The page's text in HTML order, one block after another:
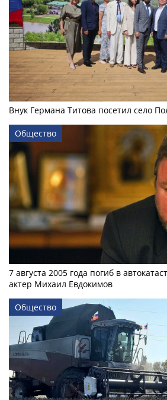
Внук Германа Титова посетил село
Общество
7 августа 2005 года погиб в
актер Михаил Евдокимов
Общество